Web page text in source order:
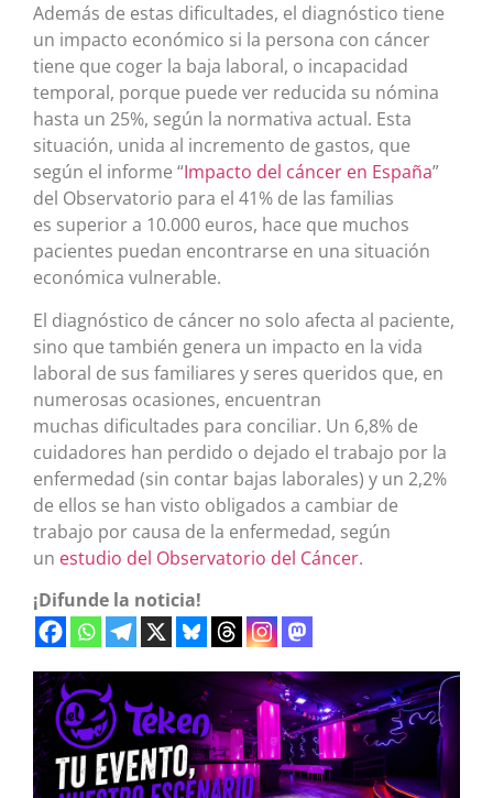
Además de estas dificultades, el diagnóstico tiene
un impacto económico si la persona con cáncer
tiene que coger la baja laboral, o incapacidad
temporal, porque puede ver reducida su nómina
hasta un 25%, según la normativa actual. Esta
situación, unida al incremento de gastos, que
según el informe “Impacto del cáncer en España”
del Observatorio para el 41% de las familias
es superior a 10.000 euros, hace que muchos
pacientes puedan encontrarse en una situación
económica vulnerable.
El diagnóstico de cáncer no solo afecta al paciente,
sino que también genera un impacto en la vida
laboral de sus familiares y seres queridos que, en
numerosas ocasiones, encuentran
muchas dificultades para conciliar. Un 6,8% de
cuidadores han perdido o dejado el trabajo por la
enfermedad (sin contar bajas laborales) y un 2,2%
de ellos se han visto obligados a cambiar de
trabajo por causa de la enfermedad, según
un estudio del Observatorio del Cáncer.
¡Difunde la noticia!